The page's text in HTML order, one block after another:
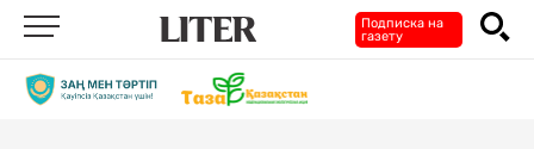
Подписка на
газету